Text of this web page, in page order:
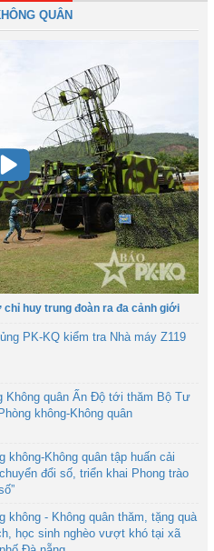
QUÂN
huy trung đoàn ra đa cảnh giới
PK-KQ kiểm tra Nhà máy Z119
Không quân Ấn Độ tới thăm Bộ Tư
không-Không quân
không-Không quân tập huấn cải
đổi số, triển khai Phong trào
không - Không quân thăm, tặng quà
học sinh nghèo vượt khó tại xã